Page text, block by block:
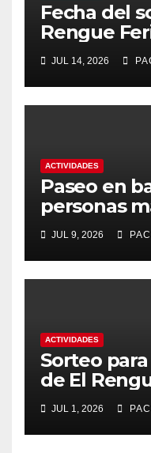
Fecha del
Rengue
2026
JUL 14, 2026
ACTIVIDADES
Paseo en
personas
JUL 9, 2026
ACTIVIDADES
Sorteo
de El
Málaga
JUL 1, 2026